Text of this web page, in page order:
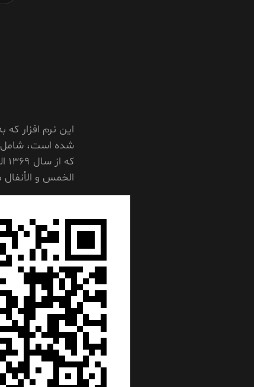
این نرم افزار
شده است، شامل
الخمس و الأنفال